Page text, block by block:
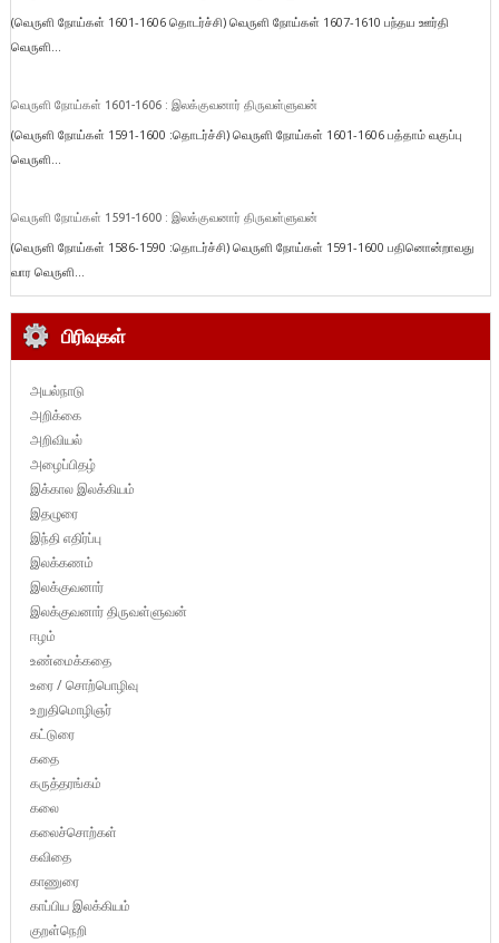
(வெருளி நோய்கள் 1601-1606 தொடர்ச்சி) வெருளி நோய்கள் 1607-1610 பந்தய ஊர்தி
வெருளி...
வெருளி நோய்கள் 1601-1606 : இலக்குவனார் திருவள்ளுவன்
(வெருளி நோய்கள் 1591-1600 :தொடர்ச்சி) வெருளி நோய்கள் 1601-1606 பத்தாம் வகுப்பு
வெருளி...
வெருளி நோய்கள் 1591-1600 : இலக்குவனார் திருவள்ளுவன்
(வெருளி நோய்கள் 1586-1590 :தொடர்ச்சி) வெருளி நோய்கள் 1591-1600 பதினொன்றாவது
வார வெருளி...
பிரிவுகள்
அயல்நாடு
அறிக்கை
அறிவியல்
அழைப்பிதழ்
இக்கால இலக்கியம்
இதழுரை
இந்தி எதிர்ப்பு
இலக்கணம்
இலக்குவனார்
இலக்குவனார் திருவள்ளுவன்
ஈழம்
உண்மைக்கதை
உரை / சொற்பொழிவு
உறுதிமொழிஞர்
கட்டுரை
கதை
கருத்தரங்கம்
கலை
கலைச்சொற்கள்
கவிதை
காணுரை
காப்பிய இலக்கியம்
குறள்நெறி